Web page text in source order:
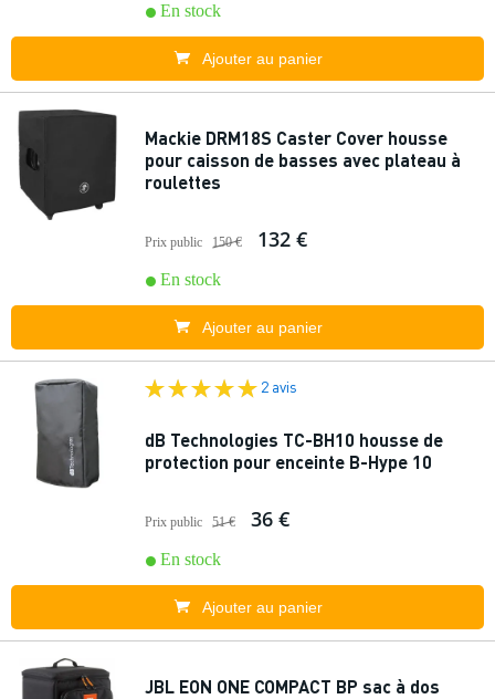
En stock
Ajouter au panier
Mackie DRM18S Caster Cover housse
pour caisson de basses avec plateau à
roulettes
Prix public 150 € 132 €
En stock
Ajouter au panier
2 avis
dB Technologies TC-BH10 housse de
protection pour enceinte B-Hype 10
Prix public 51 € 36 €
En stock
Ajouter au panier
JBL EON ONE COMPACT BP sac à dos